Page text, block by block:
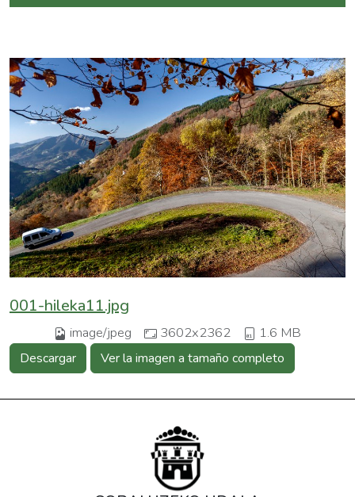
001-hileka11.jpg
image/jpeg 3602x2362 1.6 MB
Descargar Ver la imagen a tamaño completo